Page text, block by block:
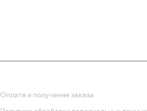
Оплата и получение заказа